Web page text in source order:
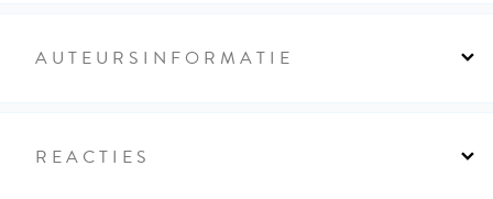
AUTEURSINFORMATIE
REACTIES